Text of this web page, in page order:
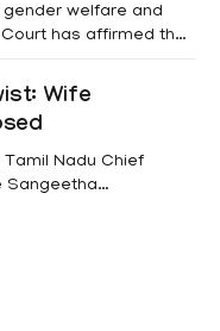
gender welfare and
has affirmed that
following
Service Rules
Wife
Nadu Chief
Sangeetha
Sangeetha